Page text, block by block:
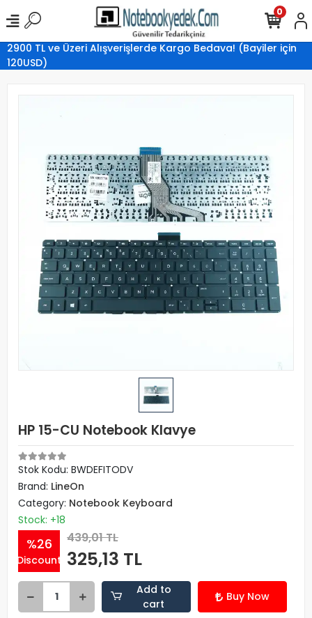
2900 TL ve Üzeri Alışverişlerde Kargo Bedava! (Bayiler için
120USD)
0
HP 15-CU Notebook Klavye
Stok Kodu: BWDEFITODV
Brand: LineOn
Category: Notebook Keyboard
Stock: +18
%26
Discount
439,01 TL
325,13 TL
Add to
cart
Buy Now